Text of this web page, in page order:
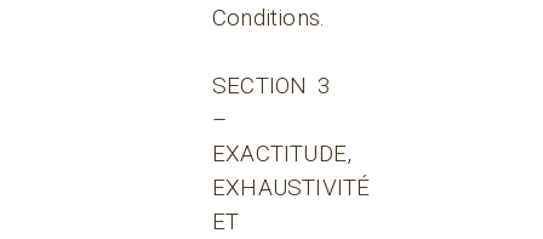
Conditions.
SECTION 3
–
EXACTITUDE,
EXHAUSTIVITÉ
ET